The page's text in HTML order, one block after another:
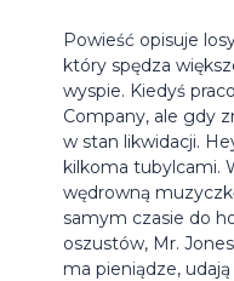
Powieść opisuje
który spędza
wyspie. Kiedyś
Company, ale gdy
w stan likwidacji.
kilkoma tubylcami.
wędrowną
samym czasie do
oszustów, Mr.
ma pieniądze,